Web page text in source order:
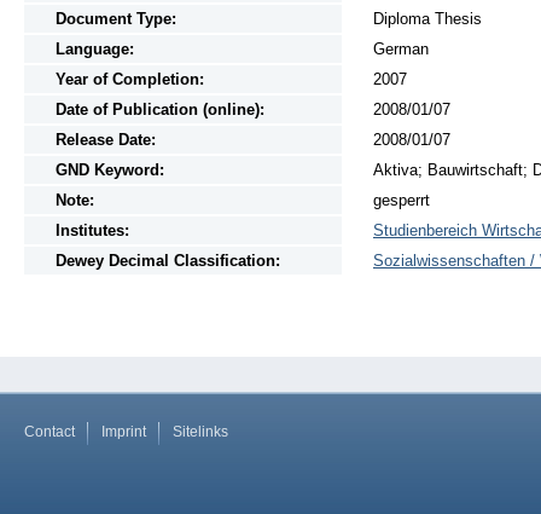
Document Type:
Diploma Thesis
Language:
German
Year of Completion:
2007
Date of Publication (online):
2008/01/07
Release Date:
2008/01/07
GND Keyword:
Aktiva; Bauwirtschaft;
Note:
gesperrt
Institutes:
Studienbereich
Dewey Decimal Classification:
Sozialwissenschaften
Contact Imprint Sitelinks